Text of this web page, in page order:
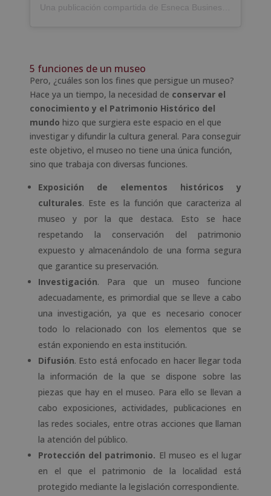
5 funciones de un museo
Pero, ¿cuáles son los fines que persigue un museo?
Hace ya un tiempo, la necesidad de conservar el
conocimiento y el Patrimonio Histórico del
mundo hizo que surgiera este espacio en el que
investigar y difundir la cultura general. Para conseguir
este objetivo, el museo no tiene una única función,
sino que trabaja con diversas funciones.
Exposición de elementos históricos y
culturales. Este es la función que caracteriza al
museo y por la que destaca. Esto se hace
respetando la conservación del patrimonio
expuesto y almacenándolo de una forma segura
que garantice su preservación.
Investigación. Para que un museo funcione
adecuadamente, es primordial que se lleve a cabo
una investigación, ya que es necesario conocer
todo lo relacionado con los elementos que se
están exponiendo en esta institución.
Difusión. Esto está enfocado en hacer llegar toda
la información de la que se dispone sobre las
piezas que hay en el museo. Para ello se llevan a
cabo exposiciones, actividades, publicaciones en
las redes sociales, entre otras acciones que llaman
la atención del público.
Protección del patrimonio. El museo es el lugar
en el que el patrimonio de la localidad está
protegido mediante la legislación correspondiente.